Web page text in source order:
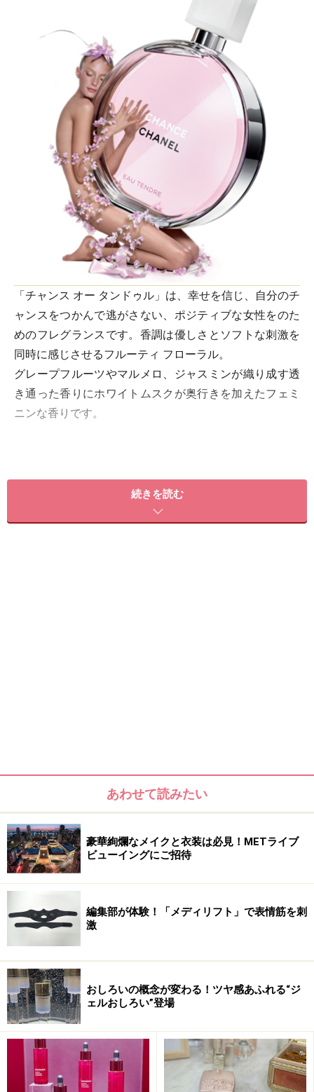
「チャンス オー タンドゥル」は、幸せを信じ、自分のチ
ャンスをつかんで逃がさない、ポジティブな女性をのた
めのフレグランスです。香調は優しさとソフトな刺激を
同時に感じさせるフルーティ フローラル。
グレープフルーツやマルメロ、ジャスミンが織り成す透
き通った香りにホワイトムスクが奥行きを加えたフェミ
ニンな香りです。
ー タンドゥル」ですが、それに先駆けて、CHANEL
AOYAMAでは2010年2月19日（金）より先行発売を開
CHANEL AOYAMA URL：
aoyama.com/
シャネル カスタマー・ケア・センター 0120-525-519
い。
※個人の体質、また、誤った方法による実践に起因して肌荒れや
不調を引き起こす場合があります。実践の際には、必ず自身の体
質及び健康状態を十分に考慮し、正しい方法で行ってください。
また、全ての方への有効性を保証するものではありません。
続きを読む
あわせて読みたい
豪華絢爛なメイクと衣装は必見！METライブ
ビューイングにご招待
編集部が体験！「メディリフト」で表情筋を刺
激
おしろいの概念が変わる！ツヤ感あふれる“ジ
ェルおしろい”登場